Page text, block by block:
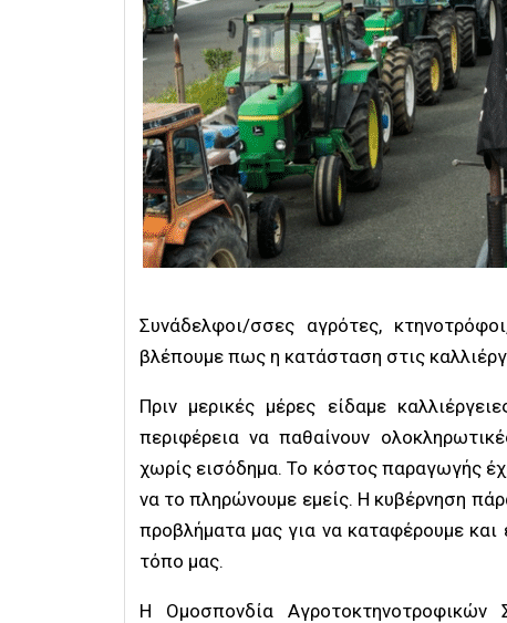
Συνάδελφοι/σσες αγρότες,
βλέπουμε πως η κατάσταση στις
Πριν μερικές μέρες είδαμε
περιφέρεια να παθαίνουν
χωρίς εισόδημα. Το κόστος παραγωγής
να το πληρώνουμε εμείς. Η κυβέρνηση
προβλήματα μας για να καταφέρουμε και
τόπο μας.
Η Ομοσπονδία